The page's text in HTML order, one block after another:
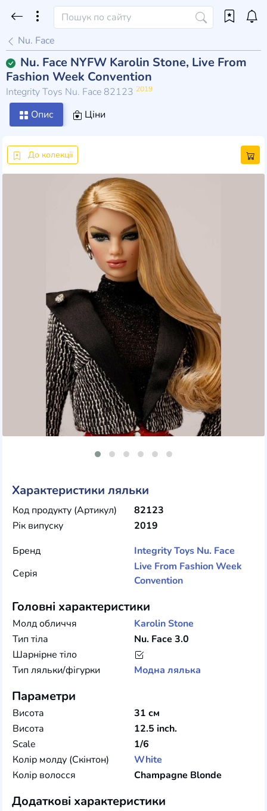
Nu. Face
Nu. Face NYFW Karolin Stone, Live From
Fashion Week Convention
Integrity Toys Nu. Face 82123 2019
Опис Ціни
До колекції
Характеристики ляльки
Код продукту (Артикул)
82123
Рік випуску
2019
Бренд
Integrity Toys Nu. Face
Серія
Live From Fashion Week
Convention
Головні характеристики
Молд обличчя
Karolin Stone
Тип тіла
Nu. Face 3.0
Шарнірне тіло
Тип ляльки/фігурки
Модна лялька
Параметри
Висота
31 см
Висота
12.5 inch.
Scale
1/6
Колір молду (Скінтон)
White
Колір волосся
Champagne Blonde
Додаткові характеристики